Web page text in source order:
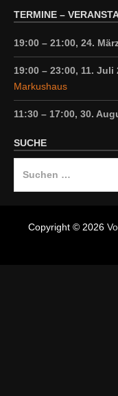
TERMINE –
19:00 – 21:00, 24.
19:00 – 23:00, 11. Juli
Markushaus
11:30 – 17:00, 30.
SUCHE
Copyright © 2026